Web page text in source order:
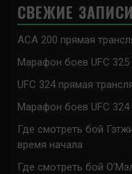
СВЕЖИЕ ЗАПИСИ
ACA 200 прямая
Марафон боев UFC 325
UFC 324 прямая
Марафон боев UFC 324
Где смотреть бой
время начала
Где смотреть бой